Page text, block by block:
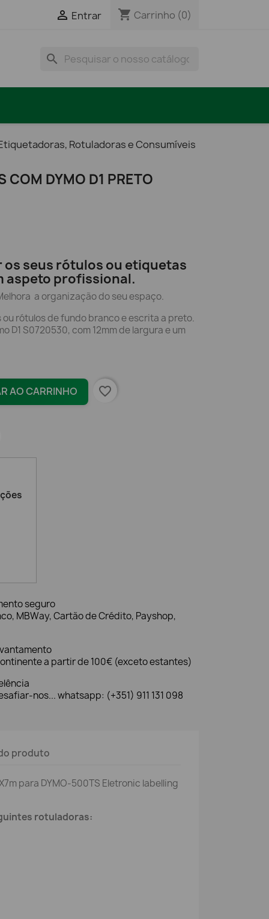
 Entrar shopping_cart Carrinho (0)
search
Rotuladoras e Consumíveis
COM DYMO D1 PRETO
seus rótulos ou etiquetas
aspeto profissional.
a organização do seu espaço.
rótulos de fundo branco e escrita a preto.
D1 S0720530, com 12mm de largura e um
AO CARRINHO favorite_border
seguro
MBWay, Cartão de Crédito, Payshop,
a partir de 100€ (exceto estantes)
nos... whatsapp: (+351) 911 131 098
produto
para DYMO-500TS Eletronic labelling
rotuladoras: